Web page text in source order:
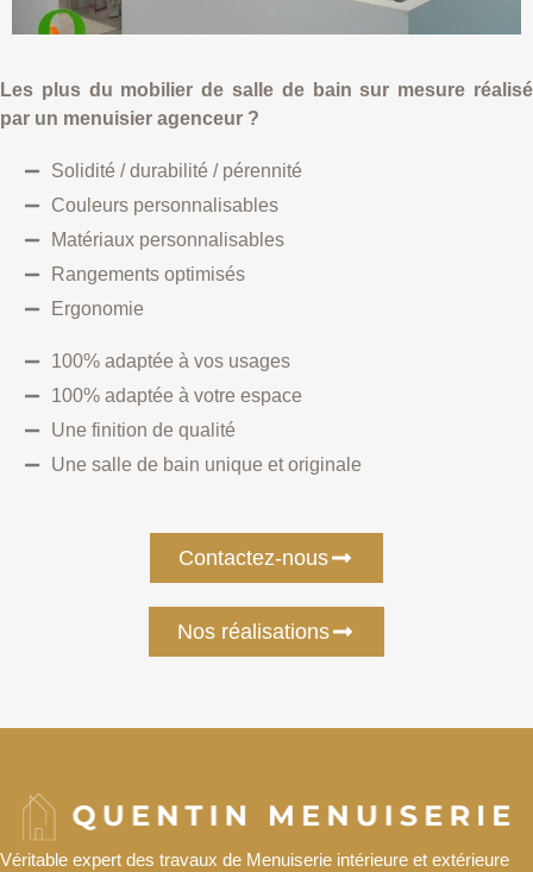
Les plus du mobilier de salle de bain sur mesure réalisé
par un menuisier agenceur ?
Solidité / durabilité / pérennité
Couleurs personnalisables
Matériaux personnalisables
Rangements optimisés
Ergonomie
100% adaptée à vos usages
100% adaptée à votre espace
Une finition de qualité
Une salle de bain unique et originale
Contactez-nous
Nos réalisations
Véritable expert des travaux de Menuiserie intérieure et extérieure